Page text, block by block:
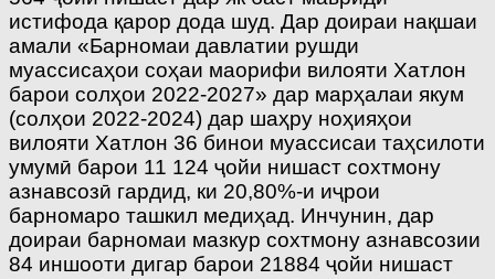
истифода қарор дода шуд. Дар доираи нақшаи
амали «Барномаи давлатии рушди
муассисаҳои соҳаи маорифи вилояти Хатлон
барои солҳои 2022-2027» дар марҳалаи якум
(солҳои 2022-2024) дар шаҳру ноҳияҳои
вилояти Хатлон 36 бинои муассисаи таҳсилоти
умумӣ барои 11 124 ҷойи нишаст сохтмону
азнавсозӣ гардид, ки 20,80%-и иҷрои
барномаро ташкил медиҳад. Инчунин, дар
доираи барномаи мазкур сохтмону азнавсозии
84 иншооти дигар барои 21884 ҷойи нишаст